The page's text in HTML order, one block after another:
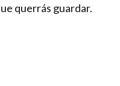
querrás guardar.